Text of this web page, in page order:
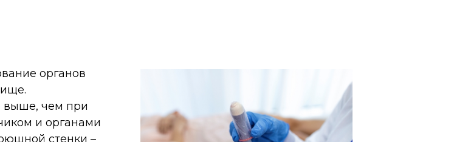
при
–